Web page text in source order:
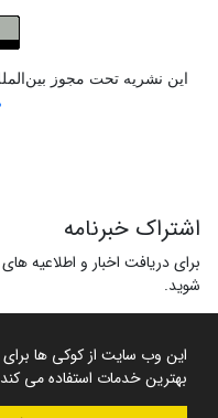
این وب سایت از کوکی ها برای
بهترین خدمات استفاده می
این نشریه تحت مجوز
اشتراک خبرنامه
برای دریافت اخبار و اطلاعیه
شوید.